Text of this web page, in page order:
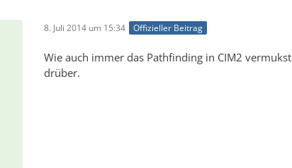
8. Juli 2014 um 15:34 Offizieller Beitrag
Wie auch immer das Pathfinding in CIM2
drüber.